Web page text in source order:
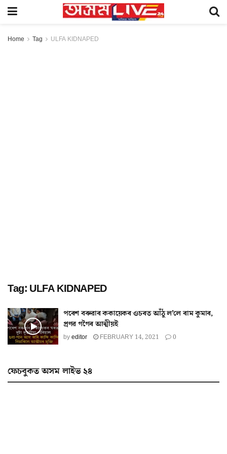
Home Tag ULFA KIDNAPED
Tag: ULFA KIDNAPED
পৰেশ বৰুৱাৰ ককায়েকৰ ওচৰত আঁঠু ল’লে ৰাম কুমাৰ,
প্ৰণৱ গগৈৰ আত্মীয়ই
byeditor FEBRUARY 14, 2021 0
ফেচবুকত অসম লাইভ ২৪